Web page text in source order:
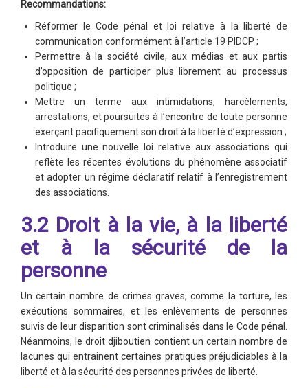
Recommandations:
Réformer le Code pénal et loi relative à la liberté de
communication conformément à l’article 19 PIDCP ;
Permettre à la société civile, aux médias et aux partis
d’opposition de participer plus librement au processus
politique ;
Mettre un terme aux intimidations, harcèlements,
arrestations, et poursuites à l’encontre de toute personne
exerçant pacifiquement son droit à la liberté d’expression ;
Introduire une nouvelle loi relative aux associations qui
reflète les récentes évolutions du phénomène associatif
et adopter un régime déclaratif relatif à l’enregistrement
des associations.
3.2 Droit à la vie, à la liberté
et à la sécurité de la
personne
Un certain nombre de crimes graves, comme la torture, les
exécutions sommaires, et les enlèvements de personnes
suivis de leur disparition sont criminalisés dans le Code pénal.
Néanmoins, le droit djiboutien contient un certain nombre de
lacunes qui entrainent certaines pratiques préjudiciables à la
liberté et à la sécurité des personnes privées de liberté.